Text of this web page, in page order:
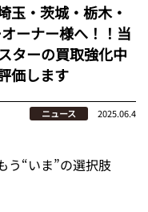
玉・茨城・栃木・
ーナー様へ！！当
ターの買取強化中
価します
ニュース 2025.06.4
う“いま”の選択肢